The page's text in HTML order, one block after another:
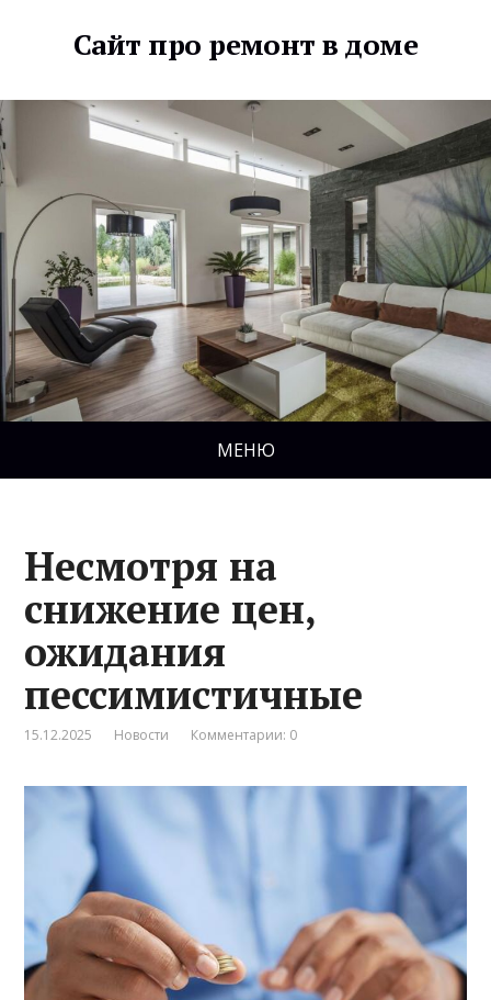
Сайт про ремонт в доме
МЕНЮ
Несмотря на
снижение цен,
ожидания
пессимистичные
15.12.2025 Новости Комментарии: 0